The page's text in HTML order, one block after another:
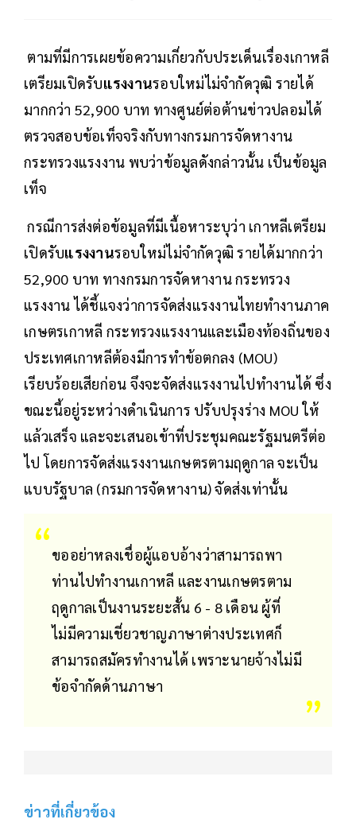
ตามที่มีการเผยข้อความเกี่ยวกับประเด็นเรื่องเกาหลี
เตรียมเปิดรับแรงงานรอบใหม่ไม่จำกัดวุฒิ รายได้
มากกว่า 52,900 บาท ทางศูนย์ต่อต้านข่าวปลอมได้
ตรวจสอบข้อเท็จจริงกับทางกรมการจัดหางาน
กระทรวงแรงงาน พบว่าข้อมูลดังกล่าวนั้น เป็นข้อมูล
เท็จ
กรณีการส่งต่อข้อมูลที่มีเนื้อหาระบุว่า เกาหลีเตรียม
เปิดรับแรงงานรอบใหม่ไม่จำกัดวุฒิ รายได้มากกว่า
52,900 บาท ทางกรมการจัดหางาน กระทรวง
แรงงาน ได้ชี้แจงว่าการจัดส่งแรงงานไทยทำงานภาค
เกษตรเกาหลี กระทรวงแรงงานและเมืองท้องถิ่นของ
ประเทศเกาหลีต้องมีการทำข้อตกลง (MOU)
เรียบร้อยเสียก่อน จึงจะจัดส่งแรงงานไปทำงานได้ ซึ่ง
ขณะนี้อยู่ระหว่างดำเนินการ ปรับปรุงร่าง MOU ให้
แล้วเสร็จ และจะเสนอเข้าที่ประชุมคณะรัฐมนตรีต่อ
ไป โดยการจัดส่งแรงงานเกษตรตามฤดูกาล จะเป็น
แบบรัฐบาล (กรมการจัดหางาน) จัดส่งเท่านั้น
ขออย่าหลงเชื่อผู้แอบอ้างว่าสามารถพา
ท่านไปทำงานเกาหลี และงานเกษตรตาม
ฤดูกาลเป็นงานระยะสั้น 6 - 8 เดือน ผู้ที่
ไม่มีความเชี่ยวชาญภาษาต่างประเทศก็
สามารถสมัครทำงานได้ เพราะนายจ้างไม่มี
ข้อจำกัดด้านภาษา
ข่าวที่เกี่ยวข้อง